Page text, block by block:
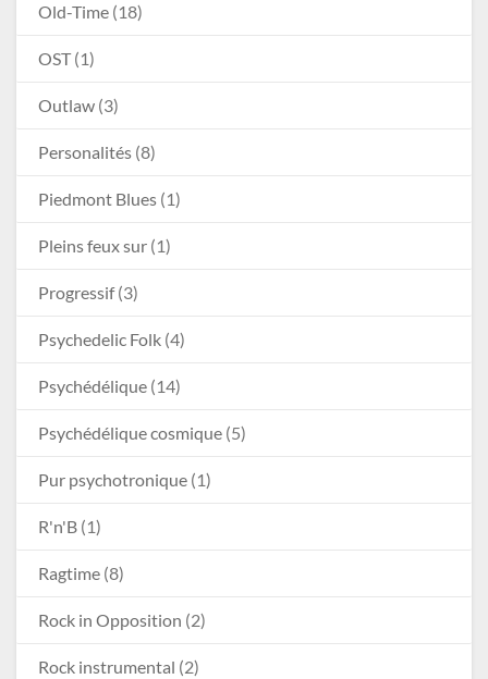
Old-Time (18)
OST(1)
Outlaw (3)
Personalités (8)
Piedmont Blues (1)
Pleins feux sur (1)
Progressif(3)
Psychedelic Folk (4)
Psychédélique (14)
Psychédélique cosmique (5)
Pur psychotronique (1)
R'n'B (1)
Ragtime (8)
Rock in Opposition (2)
Rock instrumental (2)